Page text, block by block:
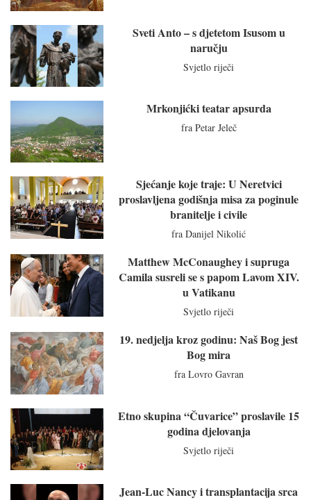
Sveti Anto – s djetetom Isusom u
naručju
Svjetlo riječi
Mrkonjićki teatar apsurda
fra Petar Jeleč
Sjećanje koje traje: U Neretvici
proslavljena godišnja misa za poginule
branitelje i civile
fra Danijel Nikolić
Matthew McConaughey i supruga
Camila susreli se s papom Lavom XIV.
u Vatikanu
Svjetlo riječi
19. nedjelja kroz godinu: Naš Bog jest
Bog mira
fra Lovro Gavran
Etno skupina “Čuvarice” proslavile 15
godina djelovanja
Svjetlo riječi
Jean-Luc Nancy i transplantacija srca